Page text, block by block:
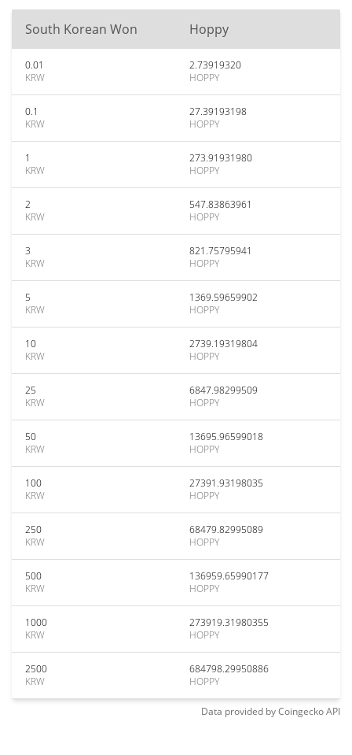
South Korean Won Hoppy
0.01
KRW
2.73919320
HOPPY
0.1
KRW
27.39193198
HOPPY
1
KRW
273.91931980
HOPPY
2
KRW
547.83863961
HOPPY
3
KRW
821.75795941
HOPPY
5
KRW
1369.59659902
HOPPY
10
KRW
2739.19319804
HOPPY
25
KRW
6847.98299509
HOPPY
50
KRW
13695.96599018
HOPPY
100
KRW
27391.93198035
HOPPY
250
KRW
68479.82995089
HOPPY
500
KRW
136959.65990177
HOPPY
1000
KRW
273919.31980355
HOPPY
2500
KRW
684798.29950886
HOPPY
Data provided byCoingeckoAPI